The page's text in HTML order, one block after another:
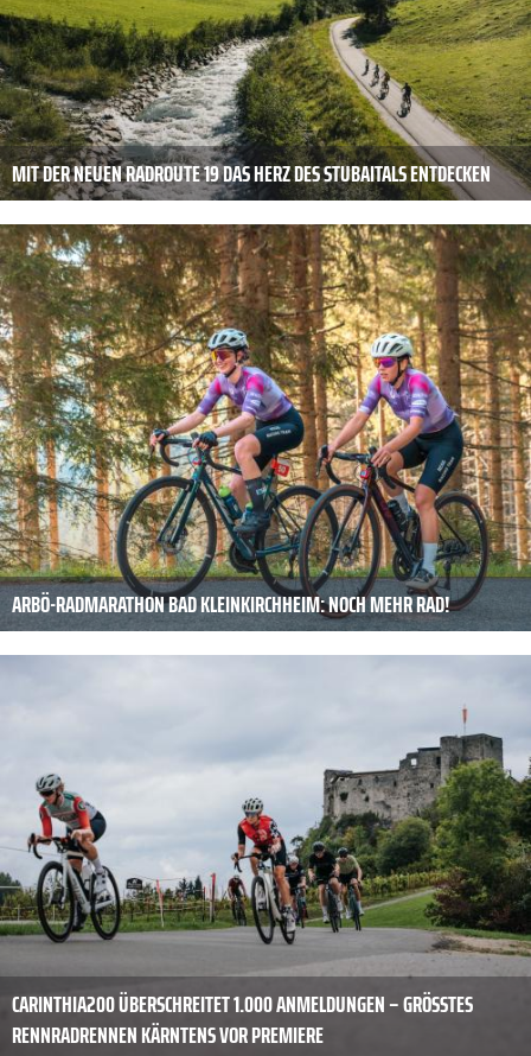
MIT DER NEUEN RADROUTE 19 DAS HERZ DES STUBAITALS ENTDECKEN
ARBÖ-RADMARATHON BAD KLEINKIRCHHEIM: NOCH MEHR RAD!
CARINTHIA200 ÜBERSCHREITET 1.000 ANMELDUNGEN – GRÖSSTES R
ENNRADRENNEN KÄRNTENS VOR PREMIERE